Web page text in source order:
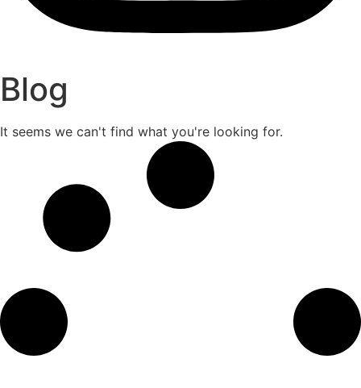
Blog
It seems we can't find what you're looking for.